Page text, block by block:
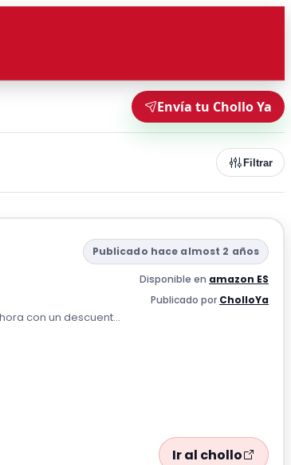
Envía tu Chollo Ya
Filtrar
Publicado hace almost 2 años
Disponible en amazon ES
Publicado por CholloYa
con un descuent...
Ir al chollo